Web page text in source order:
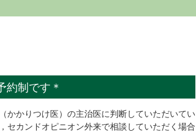
制です＊
かりつけ医）の主治医に判断していただいてい
セカンドオピニオン外来で相談していただく場合